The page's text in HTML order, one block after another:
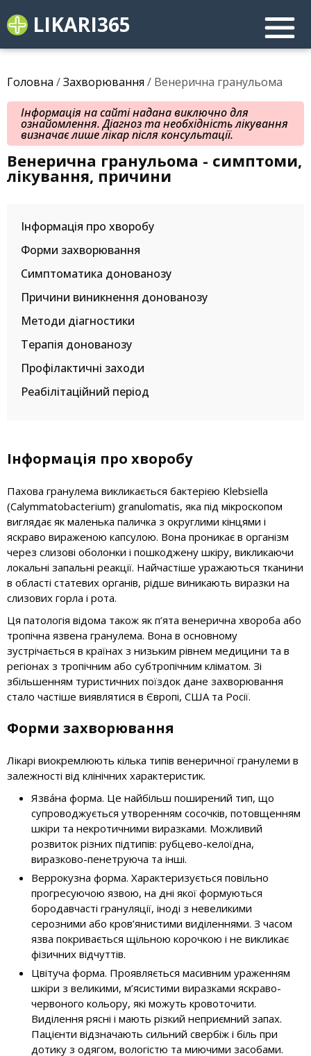
LIKARI365
Головна /Захворювання / Венерична гранульома
Інформація на сайті надана виключно для
ознайомлення. Діагноз та необхідність лікування
визначає лише лікар після консультації.
Венерична гранульома - симптоми,
лікування, причини
Інформація про хворобу
Форми захворювання
Симптоматика донованозу
Причини виникнення донованозу
Методи діагностики
Терапія донованозу
Профілактичні заходи
Реабілітаційний період
Інформація про хворобу
Пахова гранулема викликається бактерією Klebsiella
(Calymmatobacterium) granulomatis, яка під мікроскопом
виглядає як маленька паличка з округлими кінцями і
яскраво вираженою капсулою. Вона проникає в організм
через слизові оболонки і пошкоджену шкіру, викликаючи
локальні запальні реакції. Найчастіше уражаються тканини
в області статевих органів, рідше виникають виразки на
слизових горла і рота.
Ця патологія відома також як п’ята венерична хвороба або
тропічна язвена гранулема. Вона в основному
зустрічається в країнах з низьким рівнем медицини та в
регіонах з тропічним або субтропічним кліматом. Зі
збільшенням туристичних поїздок дане захворювання
стало частіше виявлятися в Європі, США та Росії.
Форми захворювання
Лікарі виокремлюють кілька типів венеричної гранулеми в
залежності від клінічних характеристик.
Язва́на форма. Це найбільш поширений тип, що
супроводжується утворенням сосочків, потовщенням
шкіри та некротичними виразками. Можливий
розвиток різних підтипів: рубцево-келоїдна,
виразково-пенетруюча та інші.
Веррокузна форма. Характеризується повільно
прогресуючою язвою, на дні якої формуються
бородавчасті грануляції, іноді з невеликими
серозними або кров’янистими виділеннями. З часом
язва покривається щільною корочкою і не викликає
фізичних відчуттів.
Цвітуча форма. Проявляється масивним ураженням
шкіри з великими, м’ясистими виразками яскраво-
червоного кольору, які можуть кровоточити.
Виділення рясні і мають різкий неприємний запах.
Пацієнти відзначають сильний свербіж і біль при
дотику з одягом, вологістю та миючими засобами.